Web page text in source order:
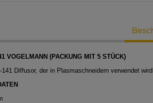
VOGELMANN (PACKUNG MIT 5 STÜCK)
141 Diffusor, der in Plasmaschneidern verwendet